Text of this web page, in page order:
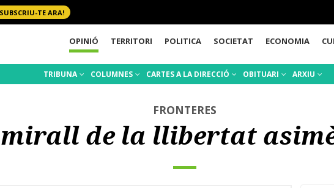
SUBSCRIU-TE ARA!
OPINIÓ TERRITORI POLITICA SOCIETAT ECONOMIA
TRIBUNA COLUMNES CARTES A LA DIRECCIÓ OBITUARI ARXIU
FRONTERES
de la llibertat